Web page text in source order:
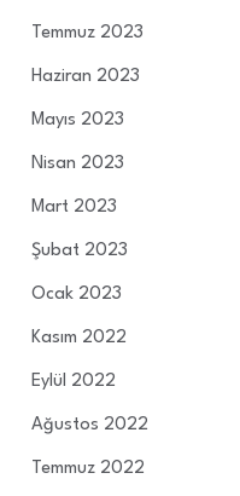
Temmuz 2023
Haziran 2023
Mayıs 2023
Nisan 2023
Mart 2023
Şubat 2023
Ocak 2023
Kasım 2022
Eylül 2022
Ağustos 2022
Temmuz 2022